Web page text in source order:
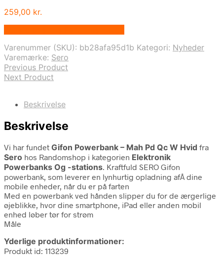
259,00 kr.
Varenummer (SKU): bb28afa95d1b Kategori: Nyheder
Varemærke: Sero
Previous Product
Next Product
Beskrivelse
Beskrivelse
Vi har fundet Gifon Powerbank – Mah Pd Qc W Hvid fra
Sero hos Randomshop i kategorien Elektronik
Powerbanks Og -stations. Kraftfuld SERO Gifon
powerbank, som leverer en lynhurtig opladning afÂ dine
mobile enheder, når du er på farten
Med en powerbank ved hånden slipper du for de ærgerlige
øjeblikke, hvor dine smartphone, iPad eller anden mobil
enhed løber tør for strøm
Måle
Yderlige produktinformationer:
Produkt id: 113239